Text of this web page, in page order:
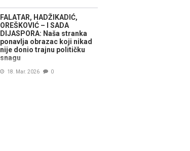
FALATAR, HADŽIKADIĆ,
OREŠKOVIĆ – I SADA
DIJASPORA: Naša stranka
ponavlja obrazac koji nikad
nije donio trajnu političku
snagu
18. Mar. 2026 0